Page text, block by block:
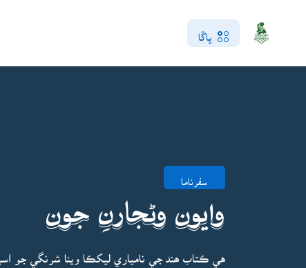
ڀاڱا
سفرناما
وايون وڻجارنِ جون
هي ڪتاب ھند جي نامياري ليکڪا وينا شرنگي جو